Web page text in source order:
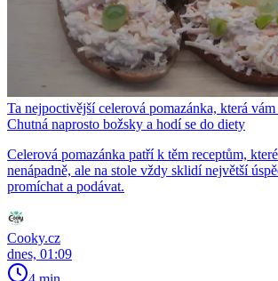
Ta nejpoctivější celerová pomazánka, která
Chutná naprosto božsky a hodí se do diety
Celerová pomazánka patří k těm receptům,
nenápadně, ale na stole vždy sklidí největší
promíchat a podávat.
Cooky.cz
dnes, 01:09